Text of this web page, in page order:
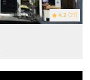
4.2 (27)